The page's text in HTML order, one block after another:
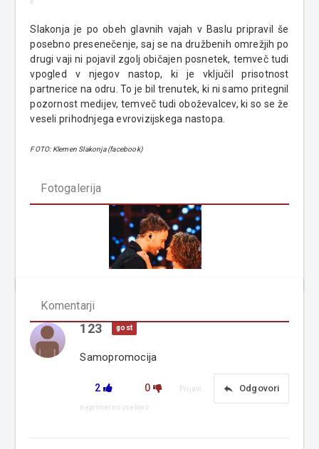
Slakonja je po obeh glavnih vajah v Baslu pripravil še
posebno presenečenje, saj se na družbenih omrežjih po
drugi vaji ni pojavil zgolj običajen posnetek, temveč tudi
vpogled v njegov nastop, ki je vključil prisotnost
partnerice na odru. To je bil trenutek, ki ni samo pritegnil
pozornost medijev, temveč tudi oboževalcev, ki so se že
veseli prihodnjega evrovizijskega nastopa.
FOTO: Klemen Slakonja (facebook)
Fotogalerija
Komentarji
123 gost
Samopromocija
2 0 reply Odgovori
Prijavi
neprimerno vsebino